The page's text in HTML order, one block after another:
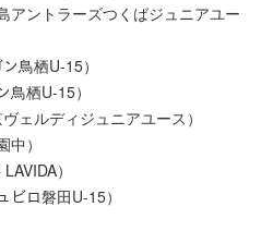
ントラーズつくばジュニアユー
鳥栖U-15）
栖U-15）
ルディジュニアユース）
）
）
ロ磐田U-15）